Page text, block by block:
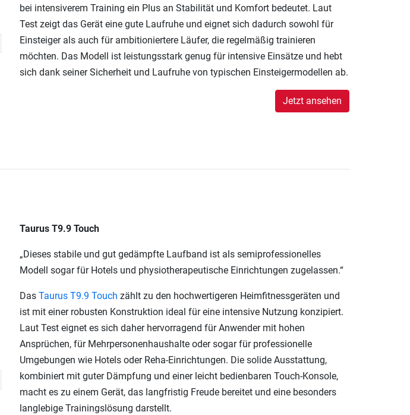
bei intensiverem Training ein Plus an Stabilität und Komfort bedeutet. Laut
Test zeigt das Gerät eine gute Laufruhe und eignet sich dadurch sowohl für
Einsteiger als auch für ambitioniertere Läufer, die regelmäßig trainieren
möchten. Das Modell ist leistungsstark genug für intensive Einsätze und hebt
sich dank seiner Sicherheit und Laufruhe von typischen Einsteigermodellen ab.
Jetzt ansehen
Taurus T9.9 Touch
„Dieses stabile und gut gedämpfte Laufband ist als semiprofessionelles
Modell sogar für Hotels und physiotherapeutische Einrichtungen zugelassen.“
Das Taurus T9.9 Touch zählt zu den hochwertigeren Heimfitnessgeräten und
ist mit einer robusten Konstruktion ideal für eine intensive Nutzung konzipiert.
Laut Test eignet es sich daher hervorragend für Anwender mit hohen
Ansprüchen, für Mehrpersonenhaushalte oder sogar für professionelle
Umgebungen wie Hotels oder Reha-Einrichtungen. Die solide Ausstattung,
kombiniert mit guter Dämpfung und einer leicht bedienbaren Touch-Konsole,
macht es zu einem Gerät, das langfristig Freude bereitet und eine besonders
langlebige Trainingslösung darstellt.